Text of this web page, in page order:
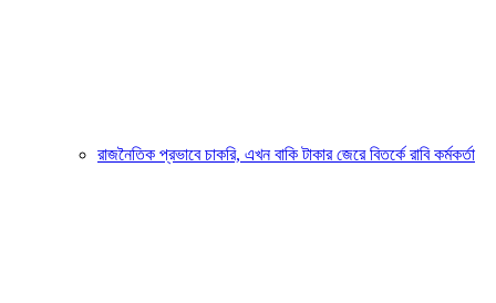
রাজনৈতিক প্রভাবে চাকরি, এখন বাকি টাকার জেরে বিতর্কে রাবি কর্মকর্তা